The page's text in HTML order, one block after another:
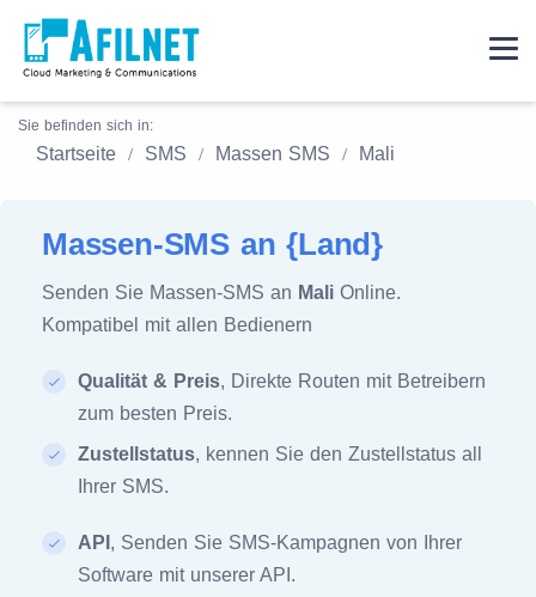
Sie befinden sich in:
Startseite SMS Massen SMS Mali
Massen-SMS an {Land}
Senden Sie Massen-SMS an Mali Online.
Kompatibel mit allen Bedienern
Qualität & Preis, Direkte Routen mit Betreibern
zum besten Preis.
Zustellstatus, kennen Sie den Zustellstatus all
Ihrer SMS.
API , Senden Sie SMS-Kampagnen von Ihrer
Software mit unserer API.